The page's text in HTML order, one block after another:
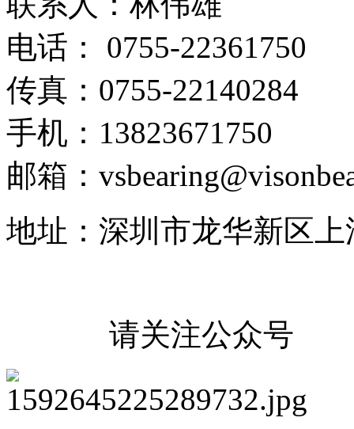
电话： 0755-22361750
传真：0755-22140284
手机：13823671750
邮箱：
地址：深圳市龙华新区
请关注公众号